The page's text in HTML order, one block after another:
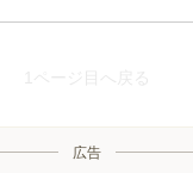
広告